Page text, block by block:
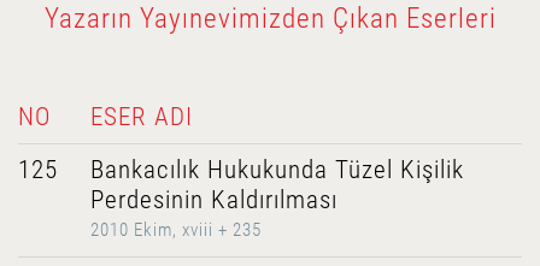
Yazarın Yayınevimizden Çıkan Eserleri
NO
ESER ADI
125
Bankacılık Hukukunda Tüzel Kişilik
Perdesinin Kaldırılması
2010 Ekim, xviii + 235